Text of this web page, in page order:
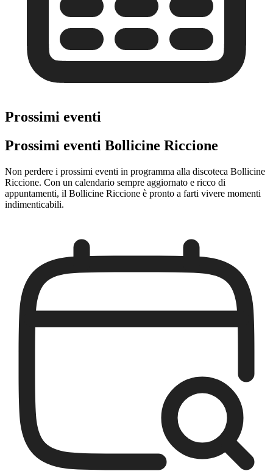
Prossimi eventi
Prossimi eventi Bollicine Riccione
Non perdere i prossimi eventi in programma alla discoteca Bollicine
Riccione. Con un calendario sempre aggiornato e ricco di
appuntamenti, il Bollicine Riccione è pronto a farti vivere momenti
indimenticabili.